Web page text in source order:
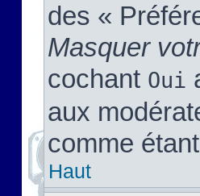
des «
Masquer
cochant Oui
aux
comme
Haut